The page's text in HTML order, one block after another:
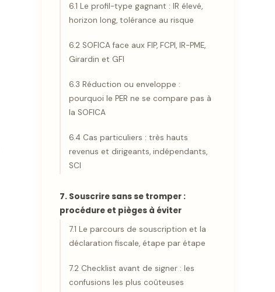
6.1 Le profil-type gagnant : IR élevé,
horizon long, tolérance au risque
6.2 SOFICA face aux FIP, FCPI, IR-PME,
Girardin et GFI
6.3 Réduction ou enveloppe :
pourquoi le PER ne se compare pas à
la SOFICA
6.4 Cas particuliers : très hauts
revenus et dirigeants, indépendants,
SCI
7. Souscrire sans se tromper :
procédure et pièges à éviter
7.1 Le parcours de souscription et la
déclaration fiscale, étape par étape
7.2 Checklist avant de signer : les
confusions les plus coûteuses